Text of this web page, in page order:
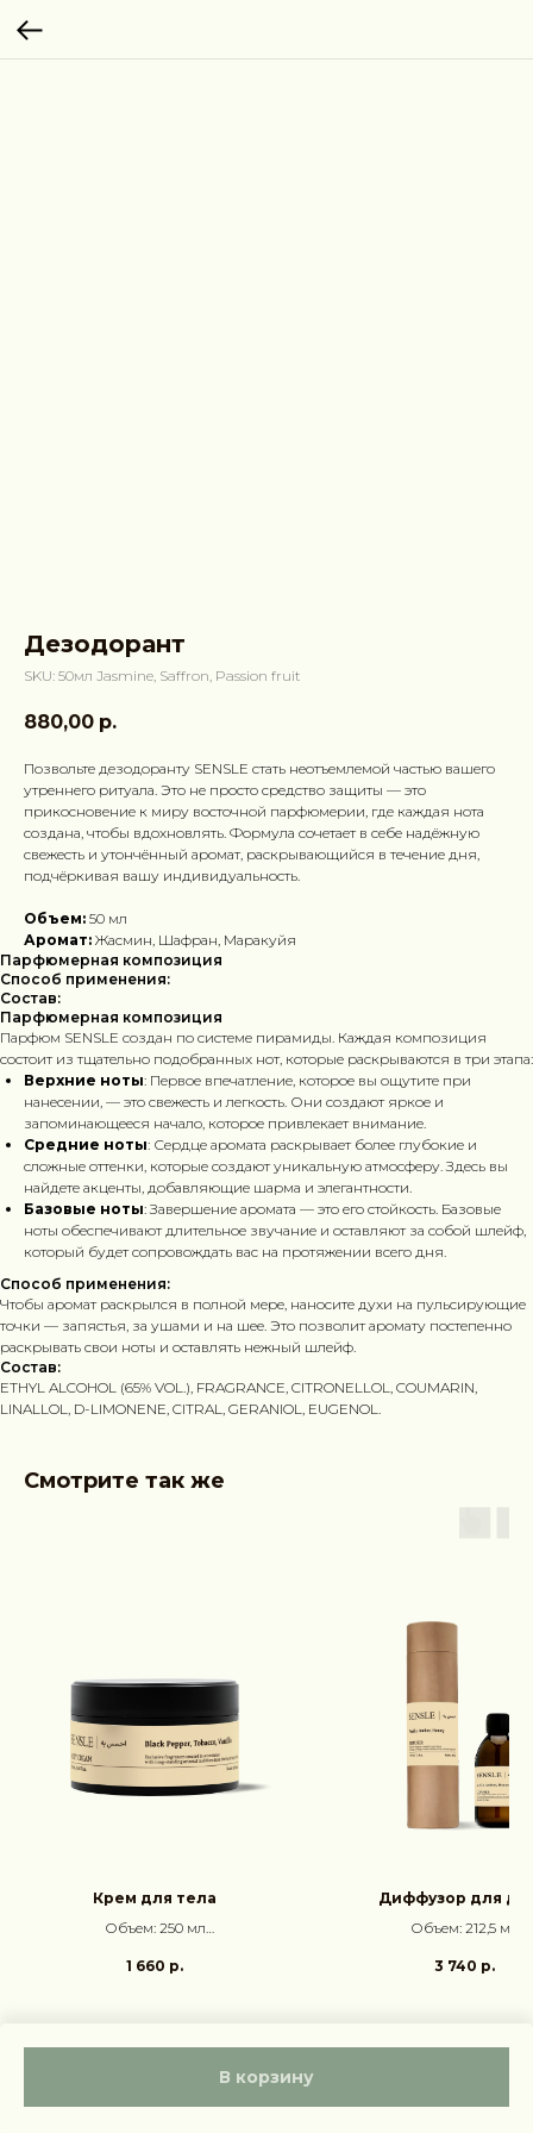
Дезодорант
SKU: 50мл Jasmine, Saffron, Passion fruit
880,00 р.
В корзину
Позвольте дезодоранту SENSLE стать неотъемлемой частью вашего
утреннего ритуала. Это не просто средство защиты — это
прикосновение к миру восточной парфюмерии, где каждая нота
создана, чтобы вдохновлять. Формула сочетает в себе надёжную
свежесть и утончённый аромат, раскрывающийся в течение дня,
подчёркивая вашу индивидуальность.
Объем: 50 мл
Аромат: Жасмин, Шафран, Маракуйя
Парфюмерная композиция
Способ применения:
Состав:
Парфюмерная композиция
Парфюм SENSLE создан по системе пирамиды. Каждая композиция
состоит из тщательно подобранных нот, которые раскрываются в три этапа:
Верхние ноты: Первое впечатление, которое вы ощутите при
нанесении, — это свежесть и легкость. Они создают яркое и
запоминающееся начало, которое привлекает внимание.
Средние ноты: Сердце аромата раскрывает более глубокие и
сложные оттенки, которые создают уникальную атмосферу. Здесь вы
найдете акценты, добавляющие шарма и элегантности.
Базовые ноты: Завершение аромата — это его стойкость. Базовые
ноты обеспечивают длительное звучание и оставляют за собой шлейф,
который будет сопровождать вас на протяжении всего дня.
Способ применения:
Чтобы аромат раскрылся в полной мере, наносите духи на пульсирующие
точки — запястья, за ушами и на шее. Это позволит аромату постепенно
раскрывать свои ноты и оставлять нежный шлейф.
Состав:
ETHYL ALCOHOL (65% VOL.), FRAGRANCE, CITRONELLOL, COUMARIN,
LINALLOL, D-LIMONENE, CITRAL, GERANIOL, EUGENOL.
Смотрите так же
Крем для тела
Объем: 250 мл
Ваниль
1 660 р.
Диффузор для
Объем: 212,5 мл
3 740 р.